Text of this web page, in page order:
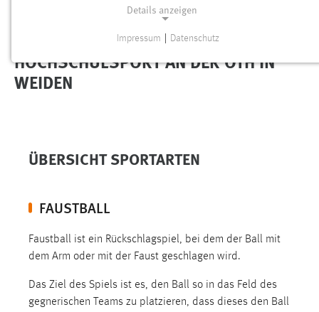
HOCHSCHULSPORT AN DER OTH IN
WEIDEN
ÜBERSICHT SPORTARTEN
FAUSTBALL
Faustball ist ein Rückschlagspiel, bei dem der Ball mit
dem Arm oder mit der Faust geschlagen wird.
Das Ziel des Spiels ist es, den Ball so in das Feld des
gegnerischen Teams zu platzieren, dass dieses den Ball
Details anzeigen
Funktionen und sind für die einwandfreie Funktion der
Zweck:
Optionen des Benutzers
1 Jahr
Impressum Datenschutz